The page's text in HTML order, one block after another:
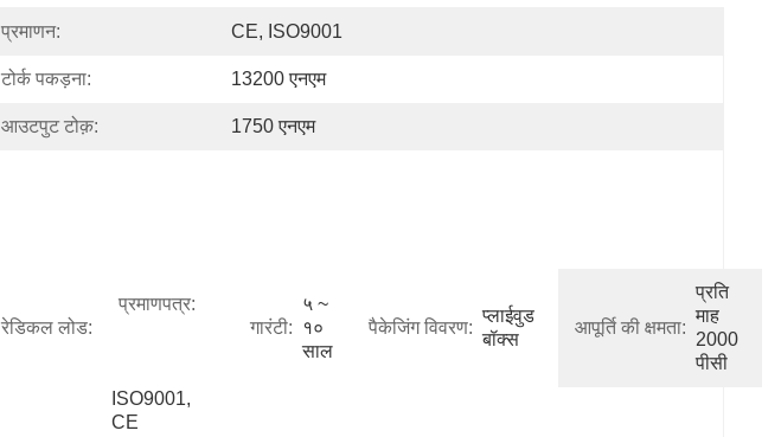
प्रमाणन: CE, ISO9001
टोर्क पकड़ना: 13200 एनएम
आउटपुट टोक़: 1750 एनएम
रेडिकल लोड:
प्रमाणपत्र:
ISO9001,
CE
गारंटी:
५ ~
१०
साल
पैकेजिंग विवरण:
प्लाईवुड
बॉक्स
आपूर्ति की क्षमता:
प्रति
माह
2000
पीसी